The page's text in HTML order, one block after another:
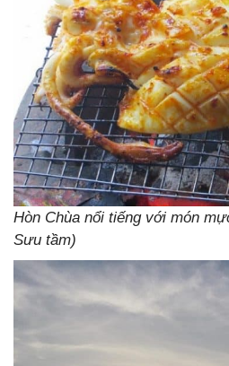
Hòn Chùa nổi tiếng với món
Sưu tầm)